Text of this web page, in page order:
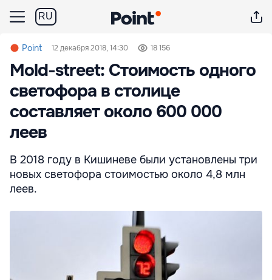
RU
Point 12 декабря 2018, 14:30 18 156
Mold-street: Стоимость одного
светофора в столице
составляет около 600 000
леев
В 2018 году в Кишиневе были установлены три
новых светофора стоимостью около 4,8 млн
леев.